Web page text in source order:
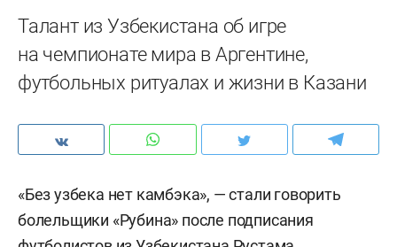
Талант из Узбекистана об игре
на чемпионате мира в Аргентине,
футбольных ритуалах и жизни в Казани
«Без узбека нет камбэка», — стали говорить
болельщики «Рубина» после подписания